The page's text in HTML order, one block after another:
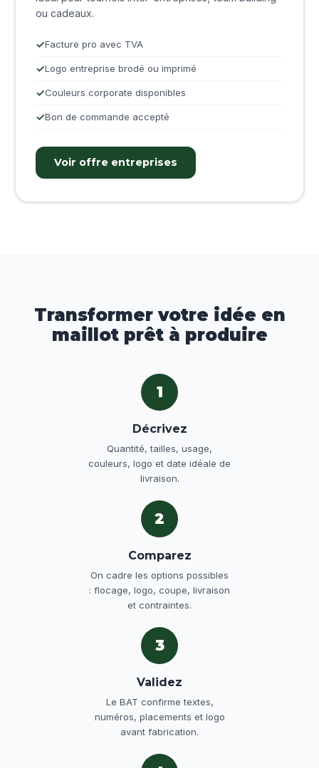
ou cadeaux.
Facture pro avec TVA
Logo entreprise brodé ou imprimé
Couleurs corporate disponibles
Bon de commande accepté
Voir offre entreprises
Transformer votre idée en
maillot prêt à produire
1
Décrivez
Quantité, tailles, usage,
couleurs, logo et date idéale de
livraison.
2
Comparez
On cadre les options possibles
: flocage, logo, coupe, livraison
et contraintes.
3
Validez
Le BAT confirme textes,
numéros, placements et logo
avant fabrication.